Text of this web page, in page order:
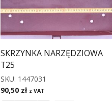
SKRZYNKA NARZĘDZIOWA
T25
SKU: 1447031
90,50 zł z VAT